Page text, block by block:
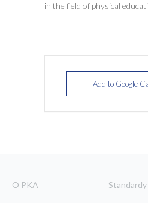
in the field of physical
+ Add to Google
O PKA